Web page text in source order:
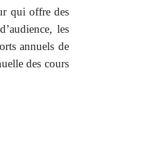
qui offre des
les
annuels de
des cours